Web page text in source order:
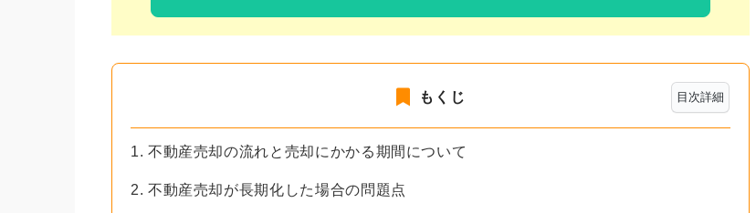
目次詳細
もくじ
1. 不動産売却の流れと売却にかかる期間について
2. 不動産売却が長期化した場合の問題点